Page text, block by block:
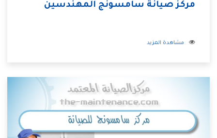
مركز صيانة سامسونج المهندسين
مشاهدة المزيد